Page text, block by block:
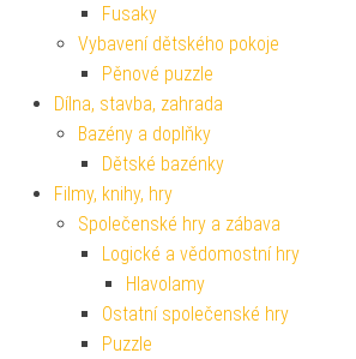
Fusaky
Vybavení dětského pokoje
Pěnové puzzle
Dílna, stavba, zahrada
Bazény a doplňky
Dětské bazénky
Filmy, knihy, hry
Společenské hry a zábava
Logické a vědomostní hry
Hlavolamy
Ostatní společenské hry
Puzzle